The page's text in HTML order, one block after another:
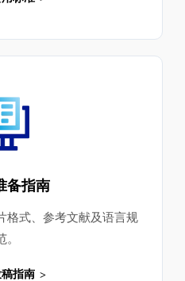
备指南
格式、参考文献及语言规
。
指南